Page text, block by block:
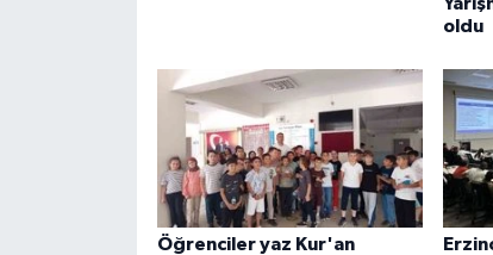
oldu
Öğrenciler yaz Kur'an